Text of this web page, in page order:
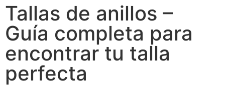
Tallas de anillos –
Guía completa para
encontrar tu talla
perfecta